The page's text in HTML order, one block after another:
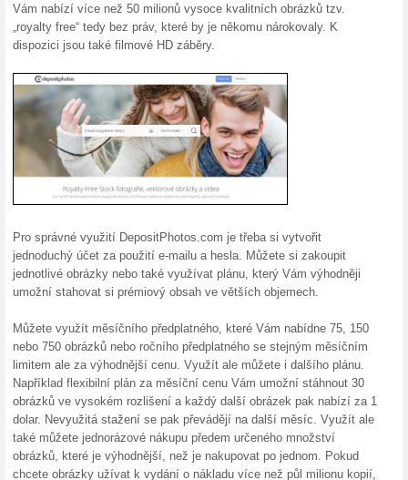
Aktuální slevy a
Nový Flexibilní plán
100% fungovalo
Akce
Objevte webovou stránku se
stock obrázky, záběry ve
nový Flexibilní plán za $29 /
Stock soubory